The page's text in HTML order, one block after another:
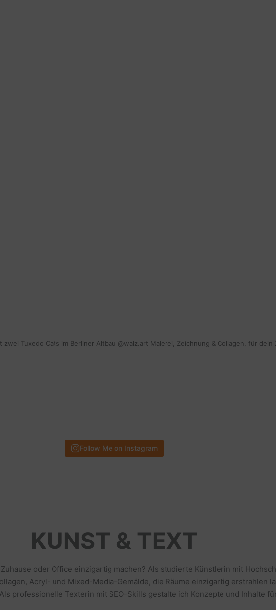
zwei Tuxedo Cats im Berliner Altbau @walz.art Malerei, Zeichnung & Collagen, für dein
Follow Me on Instagram
KUNST & TEXT
oder Office einzigartig machen? Als studierte Künstlerin mit
Acryl- und Mixed-Media-Gemälde, die Räume einzigartig erstrahlen
professionelle Texterin mit SEO-Skills gestalte ich Konzepte und Inhalte